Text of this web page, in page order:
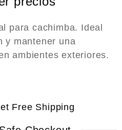
para cachimba. Ideal
y mantener una
ambientes exteriores.
Free Shipping